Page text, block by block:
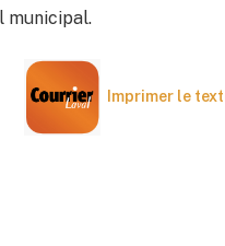
municipal.
Imprimer le